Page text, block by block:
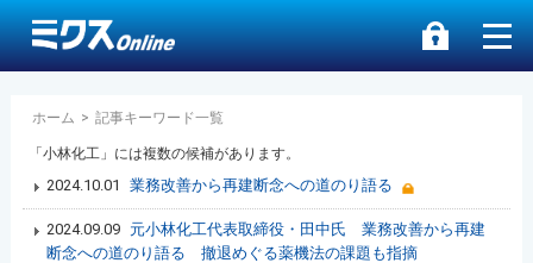
ホーム > 記事キーワード一覧
「小林化工」には複数の候補があります。
2024.10.01 業務改善から再建断念への道のり語る
2024.09.09
元小林化工代表取締役・田中氏 業務改善から再建
断念への道のり語る 撤退めぐる薬機法の課題も指摘